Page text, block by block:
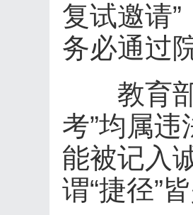
复试邀请”
务必通过
教育部
考”均属
能被记入
谓“捷径”